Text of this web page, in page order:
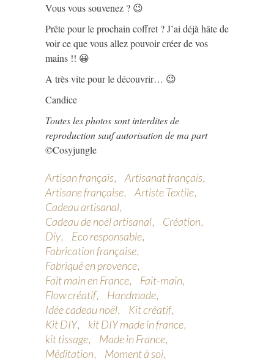
Vous vous souvenez ? 😉
Prête pour le prochain coffret ? J’ai déjà hâte de
voir ce que vous allez pouvoir créer de vos
mains !! 😀
A très vite pour le découvrir… 😉
Candice
Toutes les photos sont interdites de
reproduction sauf autorisation de ma part
©Cosyjungle
Artisan français
Artisanat français
Artisane française
Artiste Textile
Cadeau artisanal
Cadeau de noël artisanal
Création
Diy
Eco responsable
Fabrication française
Fabriqué en provence
Fait main en France
Fait-main
Flow créatif
Handmade
Idée cadeau noël
Kit créatif
Kit DIY
kit DIY made in france
kit tissage
Made in France
Méditation
Moment à soi